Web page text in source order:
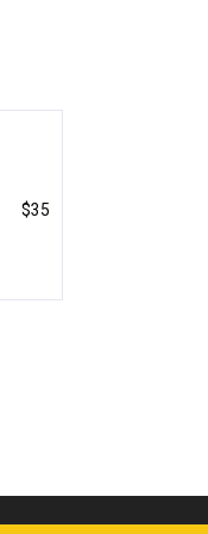
$35